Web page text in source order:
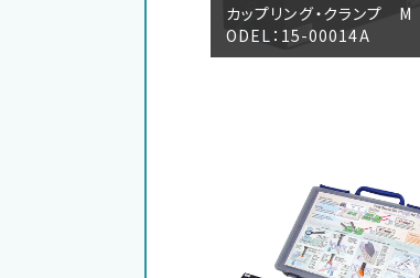
カップリング・クランプ M
ODEL：15-00014A